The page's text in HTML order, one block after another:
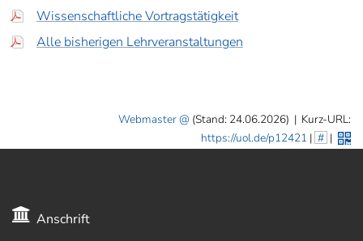
Wissenschaftliche Vortragstätigkeit
Alle bisherigen Lehrveranstaltungen
Webmaster (Stand: 24.06.2026) | Kurz-URL:
https://uol.de/p12421 | # |
Anschrift